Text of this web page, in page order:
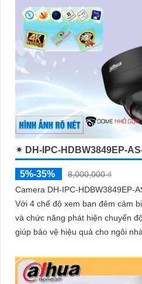
✴ DH-IPC-HDBW3849EP-
5%-35%
8,000,000 ₫
Camera DH-IPC-HDBW3849EP-
Với 4 chế độ xem ban đêm cảm
và chức năng phát hiện chuyển
giúp bảo vệ hiệu quả cho ngôi